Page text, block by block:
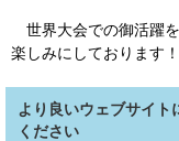
世界大会での御活躍
楽しみにしております！
より良いウェブサイト
ください